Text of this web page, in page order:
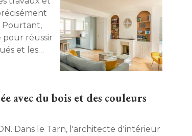
Pourtant,
pour réussir
et les
avec du bois et des couleurs